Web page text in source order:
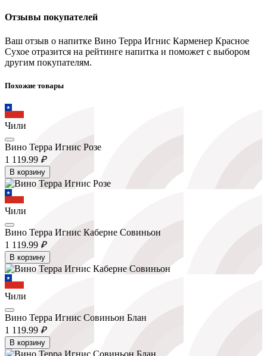
Отзывы покупателей
Ваш отзыв о напитке Вино Терра Игнис Карменер Красное
Сухое отразится на рейтинге напитка и поможет с выбором
другим покупателям.
Похожие товары
Чили
Вино Терра Игнис Розе
1 119.99 ₽
В корзину
Чили
Вино Терра Игнис Каберне Совиньон
1 119.99 ₽
В корзину
Чили
Вино Терра Игнис Совиньон Блан
1 119.99 ₽
В корзину